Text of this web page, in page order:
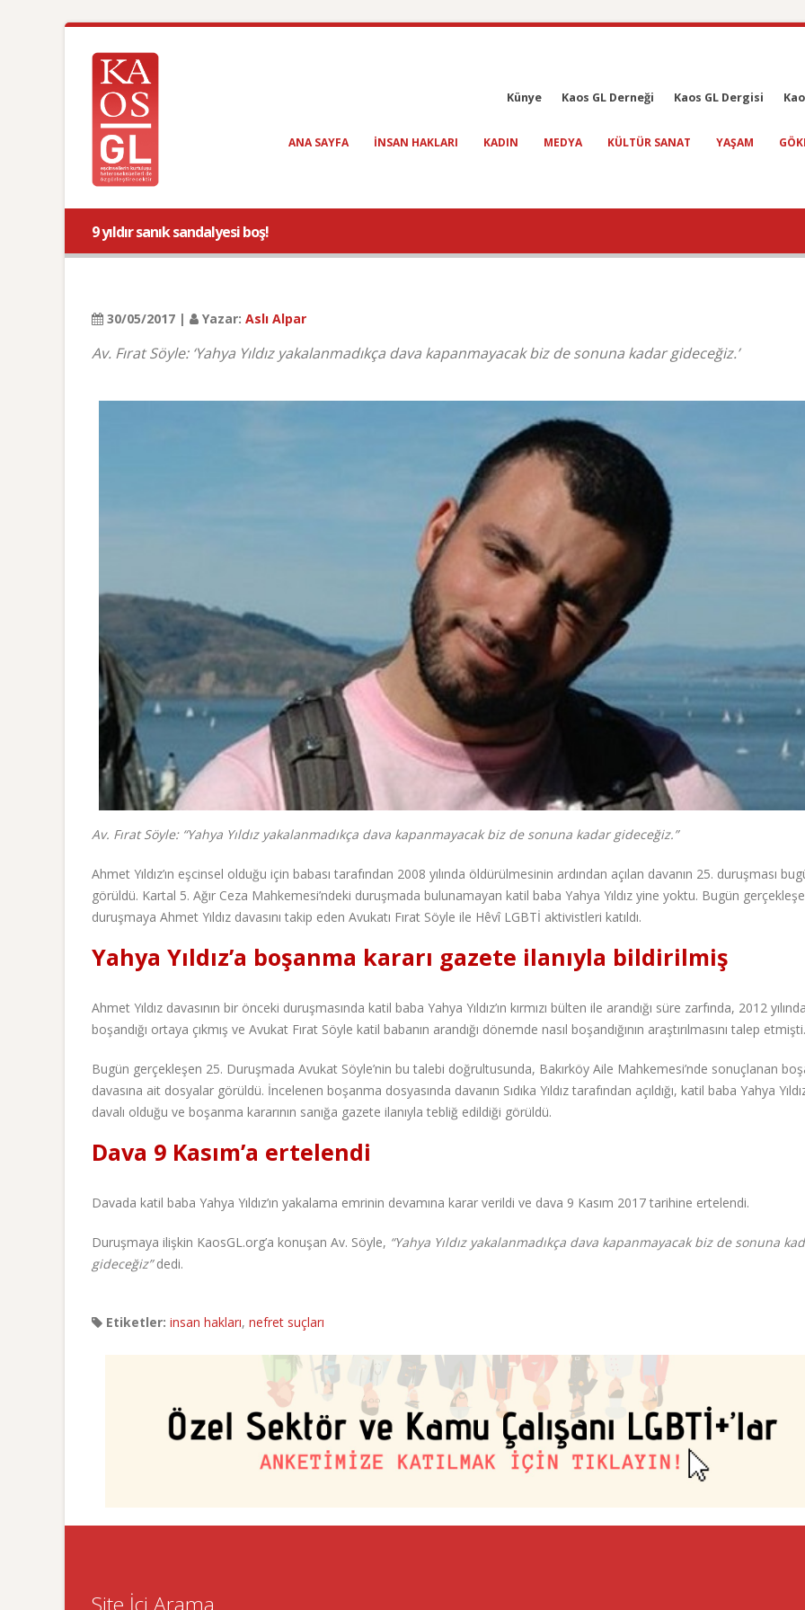
Künye Kaos GL Derneği Kaos GL Dergisi
ANA SAYFA INSAN HAKLARI KADIN MEDYA KÜLTÜR SANAT YAŞAM
9 yıldır sanık sandalyesi boş!
30/05/2017 | Yazar: Aslı Alpar
Av. Fırat Söyle: ‘Yahya Yıldız yakalanmadıkça dava kapanmayacak biz de sonuna kadar gideceğiz.’
Av. Fırat Söyle: “Yahya Yıldız yakalanmadıkça dava kapanmayacak biz de sonuna kadar gideceğiz.”
Ahmet Yıldız’ın eşcinsel olduğu için babası tarafından 2008 yılında öldürülmesinin ardından açılan davanın 25. duruşması
görüldü. Kartal 5. Ağır Ceza Mahkemesi’ndeki duruşmada bulunamayan katil baba Yahya Yıldız yine yoktu. Bugün
duruşmaya Ahmet Yıldız davasını takip eden Avukatı Fırat Söyle ile Hêvî LGBTİ aktivistleri katıldı.
Yahya Yıldız’a boşanma kararı gazete ilanıyla bildirilmiş
Ahmet Yıldız davasının bir önceki duruşmasında katil baba Yahya Yıldız’ın kırmızı bülten ile arandığı süre zarfında, 2012 yılında
boşandığı ortaya çıkmış ve Avukat Fırat Söyle katil babanın arandığı dönemde nasıl boşandığının araştırılmasını talep etmişti.
Bugün gerçekleşen 25. Duruşmada Avukat Söyle’nin bu talebi doğrultusunda, Bakırköy Aile Mahkemesi’nde sonuçlanan
davasına ait dosyalar görüldü. İncelenen boşanma dosyasında davanın Sıdıka Yıldız tarafından açıldığı, katil baba Yahya
davalı olduğu ve boşanma kararının sanığa gazete ilanıyla tebliğ edildiği görüldü.
Dava 9 Kasım’a ertelendi
Davada katil baba Yahya Yıldız’ın yakalama emrinin devamına karar verildi ve dava 9 Kasım 2017 tarihine ertelendi.
Duruşmaya ilişkin KaosGL.org’a konuşan Av. Söyle, “Yahya Yıldız yakalanmadıkça dava kapanmayacak biz de sonuna
gideceğiz”dedi.
Etiketler: insan hakları, nefret suçları